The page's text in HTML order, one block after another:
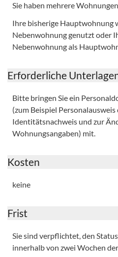
Sie haben mehrere
Ihre bisherige Hauptwohnung
Nebenwohnung genutzt oder
Nebenwohnung als
Erforderliche
Bitte bringen Sie ein
(zum Beispiel Personalausweis
Identitätsnachweis und zur
Wohnungsangaben) mit.
Kosten
keine
Frist
Sie sind verpflichtet, den
innerhalb von zwei Wochen